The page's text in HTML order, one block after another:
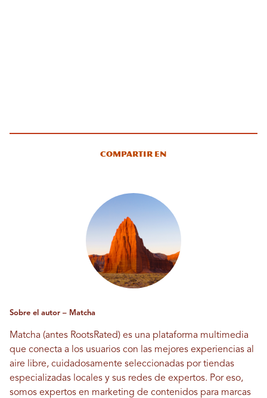
Compartir en
Sobre el autor – Matcha
Matcha (antes RootsRated) es una plataforma multimedia
que conecta a los usuarios con las mejores experiencias al
aire libre, cuidadosamente seleccionadas por tiendas
especializadas locales y sus redes de expertos. Por eso,
somos expertos en marketing de contenidos para marcas